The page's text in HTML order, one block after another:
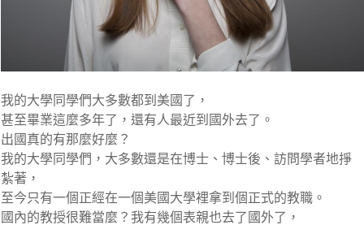
我的大學同學們大多數都到美國了，
甚至畢業這麼多年了，還有人最近到國外去了。
出國真的有那麼好麼？
我的大學同學們，大多數還是在博士、博士後、訪問學者地掙
紮著，
至今只有一個正經在一個美國大學裡拿到個正式的教職。
國內的教授很難當麼？我有幾個表親也去了國外了，